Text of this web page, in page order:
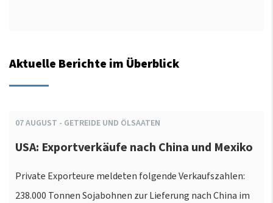
Aktuelle Berichte im Überblick
07AUGUST - GETREIDE UND ÖLSAATEN
USA: Exportverkäufe nach China und Mexiko
Private Exporteure meldeten folgende Verkaufszahlen:
238.000 Tonnen Sojabohnen zur Lieferung nach China im